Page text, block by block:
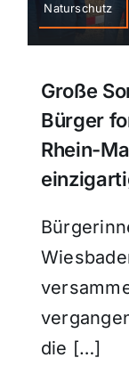
Naturschutz
Große
Bürger
Rhein-
die […]